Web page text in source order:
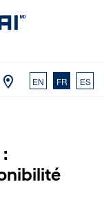
EN FR ES